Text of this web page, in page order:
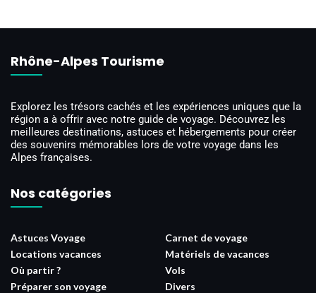
Rhône-Alpes Tourisme
Explorez les trésors cachés et les expériences uniques que la
région a à offrir avec notre guide de voyage. Découvrez les
meilleures destinations, astuces et hébergements pour créer
des souvenirs mémorables lors de votre voyage dans les
Alpes françaises.
Nos catégories
Astuces Voyage
Carnet de voyage
Locations vacances
Matériels de vacances
Où partir ?
Vols
Préparer son voyage
Divers